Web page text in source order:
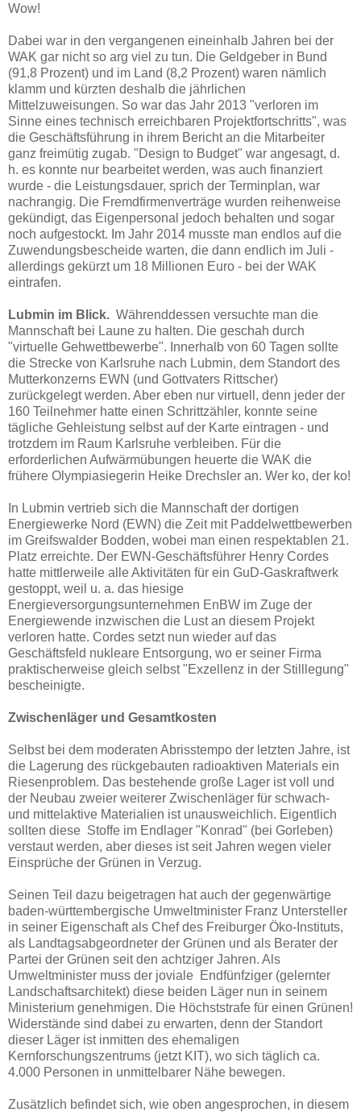
Wow!
Dabei war in den vergangenen eineinhalb Jahren bei der
WAK gar nicht so arg viel zu tun. Die Geldgeber in Bund
(91,8 Prozent) und im Land (8,2 Prozent) waren nämlich
klamm und kürzten deshalb die jährlichen
Mittelzuweisungen. So war das Jahr 2013 "verloren im
Sinne eines technisch erreichbaren Projektfortschritts", was
die Geschäftsführung in ihrem Bericht an die Mitarbeiter
ganz freimütig zugab. "Design to Budget" war angesagt, d.
h. es konnte nur bearbeitet werden, was auch finanziert
wurde - die Leistungsdauer, sprich der Terminplan, war
nachrangig. Die Fremdfirmenverträge wurden reihenweise
gekündigt, das Eigenpersonal jedoch behalten und sogar
noch aufgestockt. Im Jahr 2014 musste man endlos auf die
Zuwendungsbescheide warten, die dann endlich im Juli -
allerdings gekürzt um 18 Millionen Euro - bei der WAK
eintrafen.
Lubmin im Blick. Währenddessen versuchte man die
Mannschaft bei Laune zu halten. Die geschah durch
"virtuelle Gehwettbewerbe". Innerhalb von 60 Tagen sollte
die Strecke von Karlsruhe nach Lubmin, dem Standort des
Mutterkonzerns EWN (und Gottvaters Rittscher)
zurückgelegt werden. Aber eben nur virtuell, denn jeder der
160 Teilnehmer hatte einen Schrittzähler, konnte seine
tägliche Gehleistung selbst auf der Karte eintragen - und
trotzdem im Raum Karlsruhe verbleiben. Für die
erforderlichen Aufwärmübungen heuerte die WAK die
frühere Olympiasiegerin Heike Drechsler an. Wer ko, der ko!
In Lubmin vertrieb sich die Mannschaft der dortigen
Energiewerke Nord (EWN) die Zeit mit Paddelwettbewerben
im Greifswalder Bodden, wobei man einen respektablen 21.
Platz erreichte. Der EWN-Geschäftsführer Henry Cordes
hatte mittlerweile alle Aktivitäten für ein GuD-Gaskraftwerk
gestoppt, weil u. a. das hiesige
Energieversorgungsunternehmen EnBW im Zuge der
Energiewende inzwischen die Lust an diesem Projekt
verloren hatte. Cordes setzt nun wieder auf das
Geschäftsfeld nukleare Entsorgung, wo er seiner Firma
praktischerweise gleich selbst "Exzellenz in der Stilllegung"
bescheinigte.
Zwischenläger und Gesamtkosten
Selbst bei dem moderaten Abrisstempo der letzten Jahre, ist
die Lagerung des rückgebauten radioaktiven Materials ein
Riesenproblem. Das bestehende große Lager ist voll und
der Neubau zweier weiterer Zwischenläger für schwach-
und mittelaktive Materialien ist unausweichlich. Eigentlich
sollten diese Stoffe im Endlager "Konrad" (bei Gorleben)
verstaut werden, aber dieses ist seit Jahren wegen vieler
Einsprüche der Grünen in Verzug.
Seinen Teil dazu beigetragen hat auch der gegenwärtige
baden-württembergische Umweltminister Franz Untersteller
in seiner Eigenschaft als Chef des Freiburger Öko-Instituts,
als Landtagsabgeordneter der Grünen und als Berater der
Partei der Grünen seit den achtziger Jahren. Als
Umweltminister muss der joviale Endfünfziger (gelernter
Landschaftsarchitekt) diese beiden Läger nun in seinem
Ministerium genehmigen. Die Höchststrafe für einen Grünen!
Widerstände sind dabei zu erwarten, denn der Standort
dieser Läger ist inmitten des ehemaligen
Kernforschungszentrums (jetzt KIT), wo sich täglich ca.
4.000 Personen in unmittelbarer Nähe bewegen.
Zusätzlich befindet sich, wie oben angesprochen, in diesem